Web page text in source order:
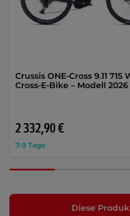
Crussis ONE-Cross 9.11 715
Cross-E-Bike – Modell 2026
2 332,90 €
7-9 Tage
Diese